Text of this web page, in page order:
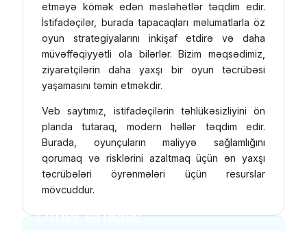
etməyə kömək edən məsləhətlər təqdim edir.
İstifadəçilər, burada tapacaqları məlumatlarla öz
oyun strategiyalarını inkişaf etdirə və daha
müvəffəqiyyətli ola bilərlər. Bizim məqsədimiz,
ziyarətçilərin daha yaxşı bir oyun təcrübəsi
yaşamasını təmin etməkdir.
Veb saytımız, istifadəçilərin təhlükəsizliyini ön
planda tutaraq, modern həllər təqdim edir.
Burada, oyunçuların maliyyə sağlamlığını
qorumaq və risklərini azaltmaq üçün ən yaxşı
təcrübələri öyrənmələri üçün resurslar
mövcuddur.
Other Articles